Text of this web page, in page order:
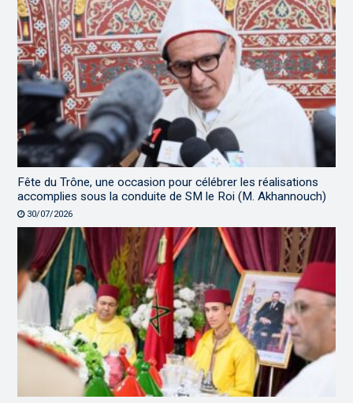
Fête du Trône, une occasion pour célébrer les réalisations
accomplies sous la conduite de SM le Roi (M. Akhannouch)
30/07/2026